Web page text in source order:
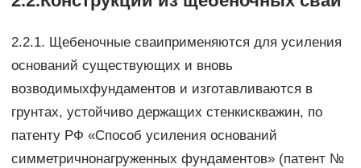
2.2.1. Щебеночные сваиприменяются для усиления
оснований существующих и вновь
возводимыхфундаментов и изготавливаются в
грунтах, устойчиво держащих стенкискважин, по
патенту РФ «Способ усиления оснований
симметричнонагруженных фундаментов» (патент №